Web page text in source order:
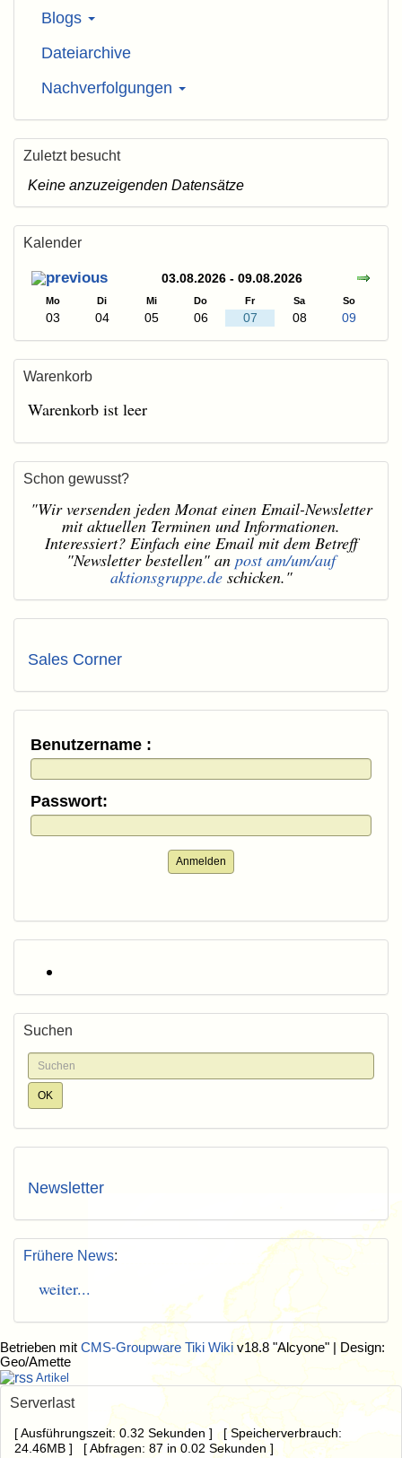
Blogs
Dateiarchive
Nachverfolgungen
Zuletzt besucht
Keine anzuzeigenden Datensätze
Kalender
03.08.2026 - 09.08.2026
Mo Di Mi Do Fr Sa So
03 04 05 06 07 08 09
Warenkorb
Warenkorb ist leer
Schon gewusst?
"Wir versenden jeden Monat einen Email-Newsletter
mit aktuellen Terminen und Informationen.
Interessiert? Einfach eine Email mit dem Betreff
"Newsletter bestellen" an post am/um/auf
aktionsgruppe.deschicken."
Sales Corner
Benutzername :
Passwort:
Anmelden
Suchen
Newsletter
Frühere News:
weiter...
Betrieben mit CMS-Groupware Tiki Wiki v18.8 "Alcyone" | Design:
Geo/Amette
Artikel
Serverlast
[ Ausführungszeit: 0.32 Sekunden ] [ Speicherverbrauch:
24.46MB ] [ Abfragen: 87 in 0.02 Sekunden ]